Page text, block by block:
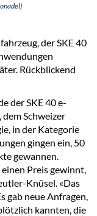
der SKE 40
Rückblickend
der SKE 40 e-
Schweizer
in der Kategorie
gingen ein, 50
gewannen.
Preis gewinnt,
Knüsel. «Das
gab neue Anfragen,
kannten, die